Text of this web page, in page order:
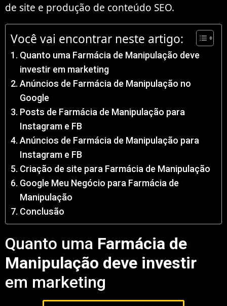
de site e produção de conteúdo SEO.
Você vai encontrar neste artigo:
Quanto uma Farmácia de Manipulação deve
investir em marketing
Anúncios de Farmácia de Manipulação no
Google
Posts de Farmácia de Manipulação para
Instagram e FB
Anúncios de Farmácia de Manipulação para
Instagram e FB
Criação de site para Farmácia de Manipulação
Google Meu Negócio para Farmácia de
Manipulação
Conclusão
Quanto uma Farmácia de
Manipulação deve investir
em marketing